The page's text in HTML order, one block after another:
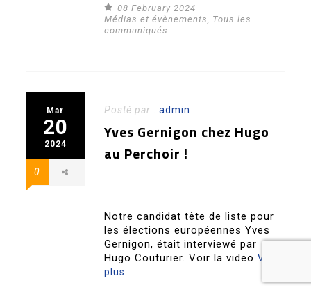
08 February 2024
Médias et évènements, Tous les
communiqués
Mar
20
2024
0
Posté par :admin
Yves Gernigon chez Hugo
au Perchoir !
Notre candidat tête de liste pour
les élections européennes Yves
Gernigon, était interviewé par
Hugo Couturier. Voir la videoVoir
plus